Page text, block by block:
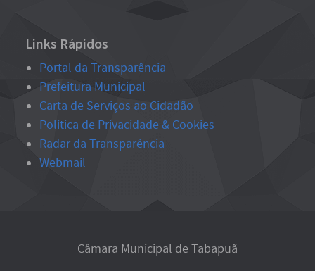
Links Rápidos
Portal da Transparência
Prefeitura Municipal
Carta de Serviços ao Cidadão
Política de Privacidade & Cookies
Radar da Transparência
Webmail
Câmara Municipal de Tabapuã